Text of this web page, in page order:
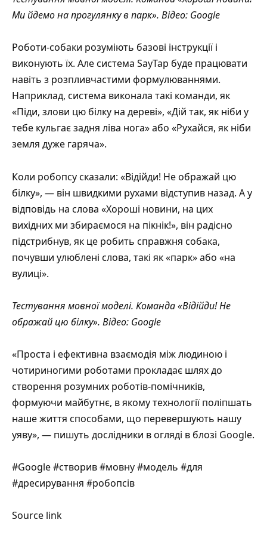
Ми йдемо на прогулянку в парк». Відео: Google
Роботи-собаки розуміють базові інструкції і
виконують їх. Але система SayTap буде працювати
навіть з розпливчастими формулюваннями.
Наприклад, система виконала такі команди, як
«Піди, злови цю білку на дереві», «Дій так, як ніби у
тебе кульгає задня ліва нога» або «Рухайся, як ніби
земля дуже гаряча».
Коли робопсу сказали: «Відійди! Не ображай цю
білку», — він швидкими рухами відступив назад. А у
відповідь на слова «Хороші новини, на цих
вихідних ми збираємося на пікнік!», він радісно
підстрибнув, як це робить справжня собака,
почувши улюблені слова, такі як «парк» або «на
вулиці».
Тестування мовної моделі. Команда «Відійди! Не
ображай цю білку». Відео: Google
«Проста і ефективна взаємодія між людиною і
чотириногими роботами прокладає шлях до
створення розумних роботів-помічників,
формуючи майбутнє, в якому технології поліпшать
наше життя способами, що перевершують нашу
уяву», — пишуть дослідники в огляді в блозі Google.
#Google #створив #мовну #модель #для
#дресирування #робопсів
Source link